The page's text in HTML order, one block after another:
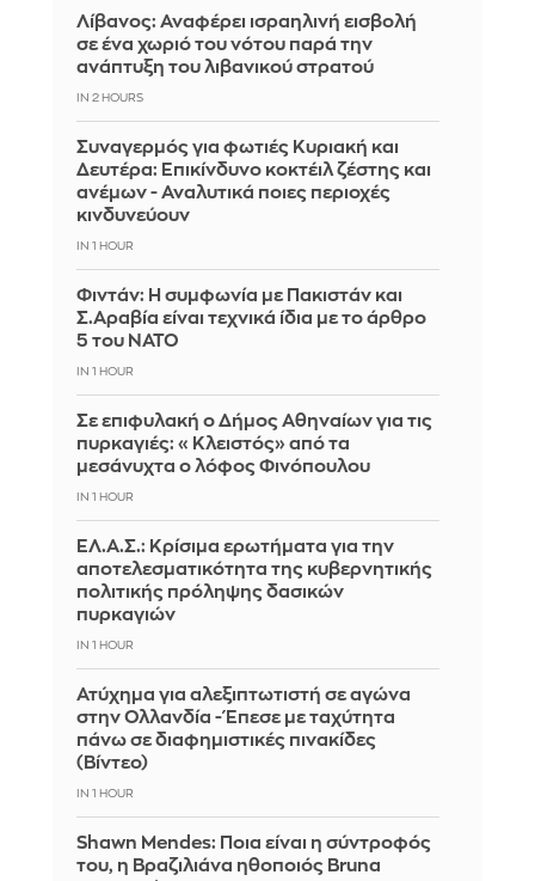
Λίβανος: Αναφέρει ισραηλινή εισβολή
σε ένα χωριό του νότου παρά την
ανάπτυξη του λιβανικού στρατού
IN 2 HOURS
Συναγερμός για φωτιές Κυριακή και
Δευτέρα: Επικίνδυνο κοκτέιλ ζέστης και
ανέμων - Αναλυτικά ποιες περιοχές
κινδυνεύουν
IN 1 HOUR
Φιντάν: Η συμφωνία με Πακιστάν και
Σ.Αραβία είναι τεχνικά ίδια με το άρθρο
5 του ΝΑΤΟ
IN 1 HOUR
Σε επιφυλακή ο Δήμος Αθηναίων για τις
πυρκαγιές: «Κλειστός» από τα
μεσάνυχτα ο λόφος Φινόπουλου
IN 1 HOUR
ΕΛ.Α.Σ.: Κρίσιμα ερωτήματα για την
αποτελεσματικότητα της κυβερνητικής
πολιτικής πρόληψης δασικών
πυρκαγιών
IN 1 HOUR
Ατύχημα για αλεξιπτωτιστή σε αγώνα
στην Ολλανδία - Έπεσε με ταχύτητα
πάνω σε διαφημιστικές πινακίδες
(Βίντεο)
IN 1 HOUR
Shawn Mendes: Ποια είναι η σύντροφός
του, η Βραζιλιάνα ηθοποιός Bruna